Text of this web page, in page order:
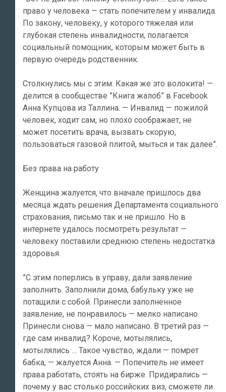
право у человека — стать попечителем у инвалида.
По закону, человеку, у которого тяжелая или
глубокая степень инвалидности, полагается
социальный помощник, которым может быть в
первую очередь родственник.
Столкнулись мы с этим. Какая же это волокита! —
делится в сообществе ”Книга жалоб” в Facebook
Анна Купцова из Таллина. — Инвалид — пожилой
человек, ходит сам, но плохо соображает, не
может посетить врача, вызвать скорую,
пользоваться газовой плитой, мыться и так далее”.
Без права на работу
Женщина жалуется, что вначале пришлось два
месяца ждать решения Департамента социального
страхования, письмо так и не пришло. Но в
интернете удалось посмотреть результат —
человеку поставили среднюю степень недостатка
здоровья.
”С этим поперлись в управу, дали заявление
заполнить. Заполнили дома, бабульку уже не
потащили с собой. Принесли заполненное
заявление, не понравилось — мелко написано.
Принесли снова — мало написано. В третий раз —
где сам инвалид? Короче, мотылялись,
мотылялись … Такое чувство, ждали — помрет
бабка, — жалуется Анна. — Попечитель не имеет
права работать, стоять на бирже. Придирались —
почему у вас столько российских виз, сможете ли